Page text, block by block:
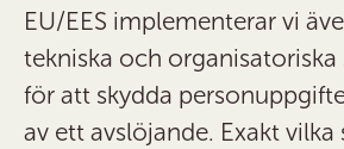
EU/EES implementerar vi
tekniska och organisatoriska
för att skydda
av ett avslöjande. Exakt vilka